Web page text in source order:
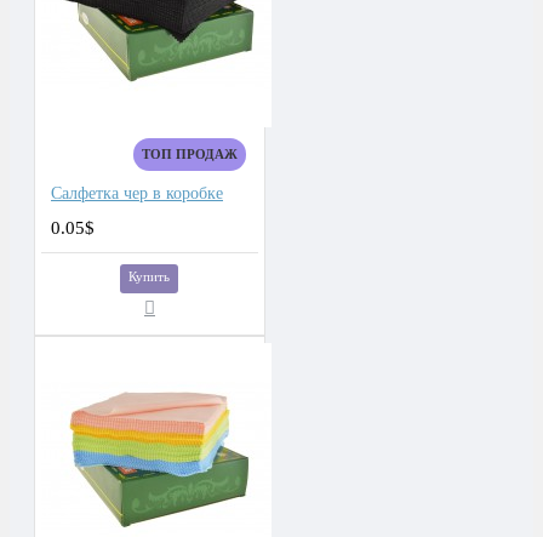
ТОП ПРОДАЖ
Салфетка чер в коробке
0.05$
Купить